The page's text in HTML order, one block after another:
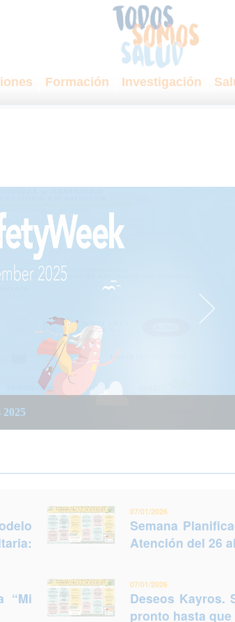
Formación Investigación
integrada social y sanitaria: Trabajar juntos
del 26 al 31 de enero (Murcia)
2025
07/01/2026
Semana
Atención del 26
“Mi
07/01/2026
Deseos Kayros.
pronto hasta